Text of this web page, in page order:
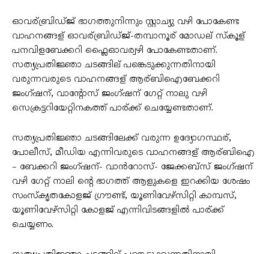
ഓവര്ബ്രിഡ്ജ് ഭാഗത്തുനിന്നും സ്റ്റാച്യു വഴി പോകേണ്ട
വാഹനങ്ങള് ഓവര്ബ്രിഡ്ജ്-തമ്പാനൂര് മോഡല് സ്കൂള്
പനവിളബേക്കറി ഫ്ലെെഓവര്വഴി പോകേണ്ടതാണ്.
സത്യപ്രതിജ്ഞാ ചടങ്ങില് പങ്കെടുക്കുന്നതിനായി
വരുന്നവരുടെ വാഹനങ്ങള് ആര്ബിഐബേക്കറി
ജംഗ്ഷന്, വാന്റോസ് ജംഗ്ഷന് ഗേറ്റ് നാലു വഴി
സെക്രട്ടറിയേറ്റിനകത്ത് പാര്ക്ക് ചെയ്യേണ്ടതാണ്.
സത്യപ്രതിജ്ഞാ ചടങ്ങിലേക്ക് വരുന്ന ഉദ്യോഗസ്ഥര്,
പോലീസ്, മീഡിയ എന്നിവരുടെ വാഹനങ്ങള് ആര്ബിഐ
– ബേക്കറി ജംഗ്ഷന്- വാൻറോസ്- ജേക്കബ്സ് ജംഗ്ഷന്
വഴി ഗേറ്റ് നാലി ന്റെ ഭാഗത്ത് ആളുകളെ ഇറക്കിയ ശേഷം
സംസ്കൃതകോളജ് ഗ്രൗണ്ട്, യൂണിവേഴ്സിറ്റി കാമ്പസ്,
യൂണിവേഴ്സിറ്റി കോളജ് എന്നിവിടങ്ങളില്‍ പാര്ക്ക്
ചെയ്യണം.